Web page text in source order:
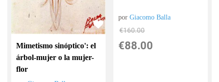
Mimetismo sinóptico': el
árbol-mujer o la mujer-
flor
porGiacomo Balla
€160.00
€88.00